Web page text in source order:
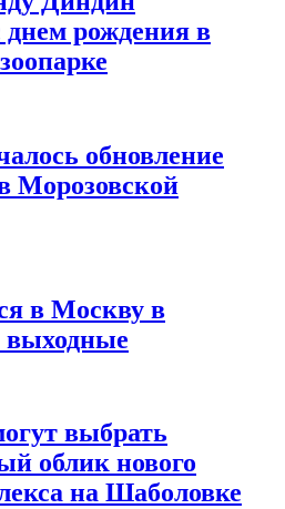
днем рождения в
обновление
Морозовской
в Москву в
выходные
выбрать
облик нового
на Шаболовке